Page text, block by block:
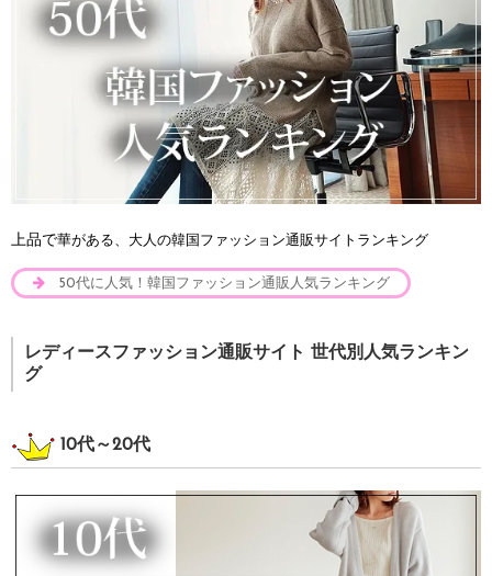
上品で華がある、大人の韓国ファッション通販サイトランキング
50代に人気！韓国ファッション通販人気ランキング
レディースファッション通販サイト 世代別人気ランキン
グ
10代～20代